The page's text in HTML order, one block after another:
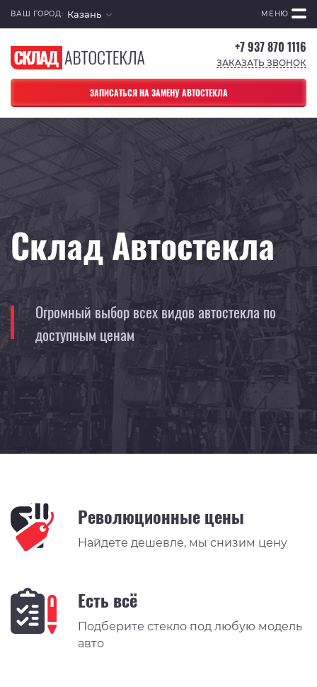
ВАШ ГОРОД: Казань МЕНЮ
+7 937 870 1116
ЗАКАЗАТЬ ЗВОНОК
ЗАПИСАТЬСЯ НА ЗАМЕНУ АВТОСТЕКЛА
Склад Автостекла
Огромный выбор всех видов автостекла по
доступным ценам
Революционные цены
Найдете дешевле, мы снизим цену
Есть всё
Подберите стекло под любую модель
авто